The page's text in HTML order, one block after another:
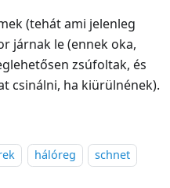
(tehát ami jelenleg
járnak le (ennek oka,
zsúfoltak, és
csinálni, ha kiürülnének).
hálóreg schnet